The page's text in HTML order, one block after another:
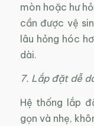
mòn hoặc hư
cần được vệ
lâu hỏng hóc
dài.
7. Lắp đặt dễ
Hệ thống lắp
gọn và nhẹ,